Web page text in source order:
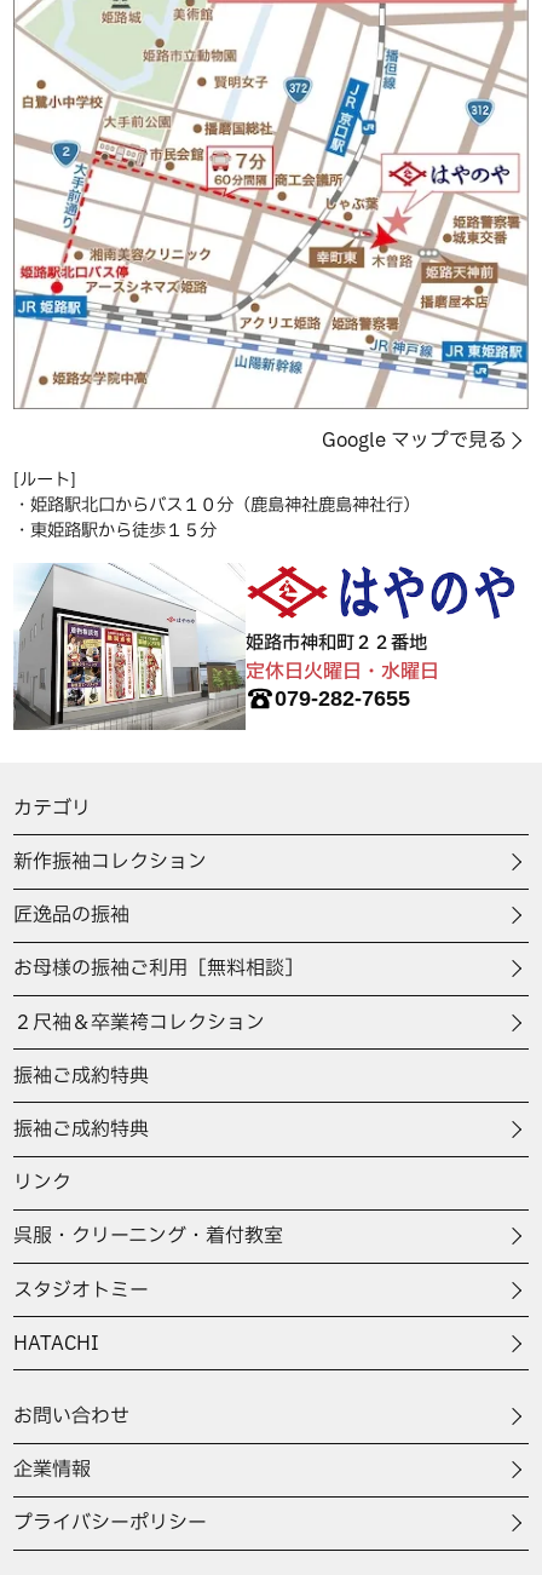
Google マップで見る
[ルート]
・姫路駅北口からバス１０分（鹿島神社鹿島神社行）
・東姫路駅から徒歩１５分
姫路市神和町２２番地
定休日火曜日・水曜日
079-282-7655
カテゴリ
新作振袖コレクション
匠逸品の振袖
お母様の振袖ご利用［無料相談］
２尺袖＆卒業袴コレクション
振袖ご成約特典
振袖ご成約特典
リンク
呉服・クリーニング・着付教室
スタジオトミー
HATACHI
お問い合わせ
企業情報
プライバシーポリシー